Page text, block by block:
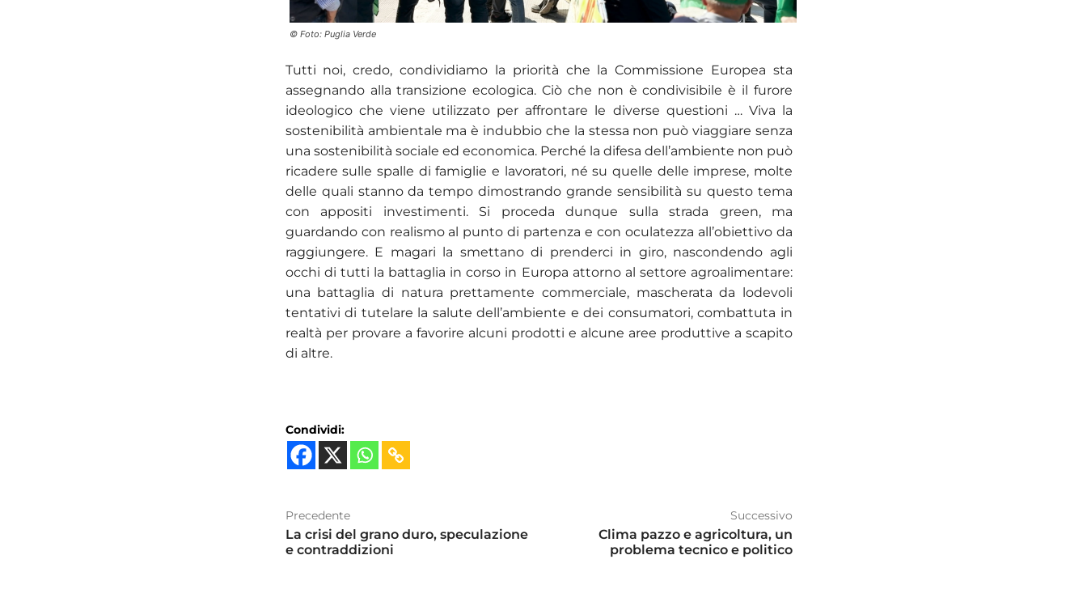
© Foto: Puglia Verde
Tutti noi, credo, condividiamo la priorità che la Commissione Europea sta
assegnando alla transizione ecologica. Ciò che non è condivisibile è il furore
ideologico che viene utilizzato per affrontare le diverse questioni … Viva la
sostenibilità ambientale ma è indubbio che la stessa non può viaggiare senza
una sostenibilità sociale ed economica. Perché la difesa dell’ambiente non può
ricadere sulle spalle di famiglie e lavoratori, né su quelle delle imprese, molte
delle quali stanno da tempo dimostrando grande sensibilità su questo tema
con appositi investimenti. Si proceda dunque sulla strada green, ma
guardando con realismo al punto di partenza e con oculatezza all’obiettivo da
raggiungere. E magari la smettano di prenderci in giro, nascondendo agli
occhi di tutti la battaglia in corso in Europa attorno al settore agroalimentare:
una battaglia di natura prettamente commerciale, mascherata da lodevoli
tentativi di tutelare la salute dell’ambiente e dei consumatori, combattuta in
realtà per provare a favorire alcuni prodotti e alcune aree produttive a scapito
di altre.
Condividi:
Precedente
La crisi del grano duro, speculazione
e contraddizioni
Successivo
Clima pazzo e agricoltura, un
problema tecnico e politico